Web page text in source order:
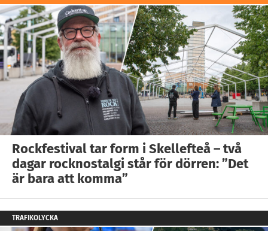
Rockfestival tar form i Skellefteå – två
dagar rocknostalgi står för dörren: ”Det
är bara att komma”
TRAFIKOLYCKA